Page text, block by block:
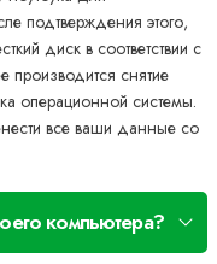
подтверждения этого,
диск в соответствии с
снятие
операционной системы.
все ваши данные со
компьютера?